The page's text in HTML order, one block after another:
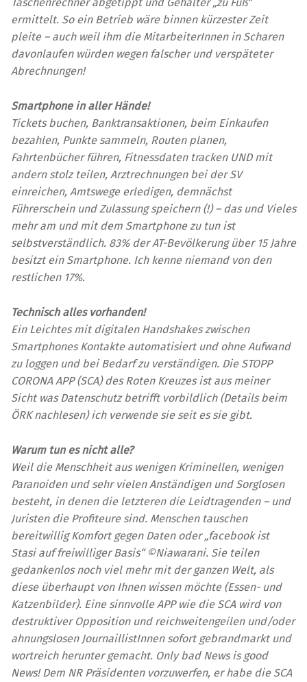
ermittelt. So ein Betrieb wäre binnen kürzester Zeit
pleite – auch weil ihm die MitarbeiterInnen in Scharen
davonlaufen würden wegen falscher und verspäteter
Abrechnungen!
Smartphone in aller Hände!
Tickets buchen, Banktransaktionen, beim Einkaufen
bezahlen, Punkte sammeln, Routen planen,
Fahrtenbücher führen, Fitnessdaten tracken UND mit
andern stolz teilen, Arztrechnungen bei der SV
einreichen, Amtswege erledigen, demnächst
Führerschein und Zulassung speichern (!) – das und Vieles
mehr am und mit dem Smartphone zu tun ist
selbstverständlich. 83% der AT-Bevölkerung über 15 Jahre
besitzt ein Smartphone. Ich kenne niemand von den
restlichen 17%.
Technisch alles vorhanden!
Ein Leichtes mit digitalen Handshakes zwischen
Smartphones Kontakte automatisiert und ohne Aufwand
zu loggen und bei Bedarf zu verständigen. Die STOPP
CORONA APP (SCA) des Roten Kreuzes ist aus meiner
Sicht was Datenschutz betrifft vorbildlich (Details beim
ÖRK nachlesen) ich verwende sie seit es sie gibt.
Warum tun es nicht alle?
Weil die Menschheit aus wenigen Kriminellen, wenigen
Paranoiden und sehr vielen Anständigen und Sorglosen
besteht, in denen die letzteren die Leidtragenden – und
Juristen die Profiteure sind. Menschen tauschen
bereitwillig Komfort gegen Daten oder „facebook ist
Stasi auf freiwilliger Basis“ ©Niawarani. Sie teilen
gedankenlos noch viel mehr mit der ganzen Welt, als
diese überhaupt von Ihnen wissen möchte (Essen- und
Katzenbilder). Eine sinnvolle APP wie die SCA wird von
destruktiver Opposition und reichweitengeilen und/oder
ahnungslosen JournaillistInnen sofort gebrandmarkt und
wortreich herunter gemacht. Only bad News is good
News! Dem NR Präsidenten vorzuwerfen, er habe die SCA